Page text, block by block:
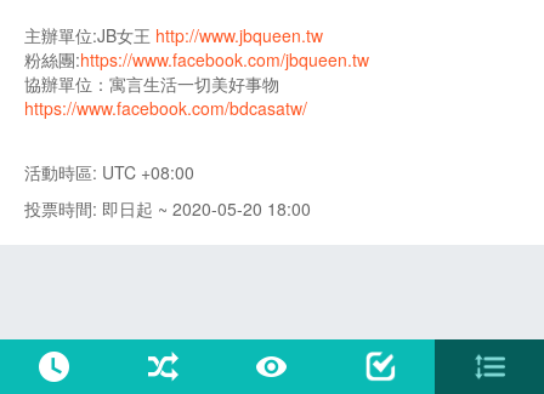
主辦單位:JB女王 http://www.jbqueen.tw
粉絲團:https://www.facebook.com/jbqueen.tw
協辦單位：寓言生活一切美好事物
https://www.facebook.com/bdcasatw/
活動時區: UTC +08:00
投票時間: 即日起 ~ 2020-05-20 18:00